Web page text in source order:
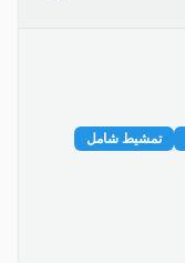
تمشيط شامل